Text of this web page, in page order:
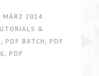
MÄRZ 2014
&
, PDF BATCH , PDF
, PDF